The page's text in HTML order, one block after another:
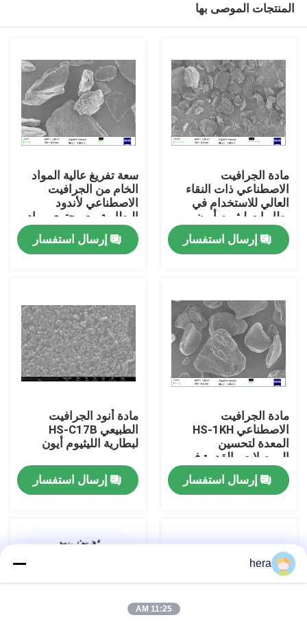
مسكن
معلومات عنا
جولة في المعمل
اتصل بنا
أخبار
المواد الخام الجرافيت
فليك الجرافيت الطبيعي
المنتجات الموصى بها
مادة الجرافيت
الاصطناعي ذات النقاء
العالي للاستخدام في
بطاريات ليثيوم أيون
إرسال استفسار
سعة تفريغ عالية المواد
الخام من الجرافيت
الاصطناعي لأندود
البطارية مع محتوى رماد
منخفض وكفاءة تفريغ
أولية عاليةإرسال استفسار
مادة الجرافيت
الاصطناعي HS-1KH
المعدة لتحسين
الموصلات والقدرة في
أنظمة البطاريات القابلة
لإعادة الشحنإرسال استفسار
مادة أنود الجرافيت
الطبيعي HS-C17B
لبطارية الليثيوم أيون
إرسال استفسار
hera
11:25 AM